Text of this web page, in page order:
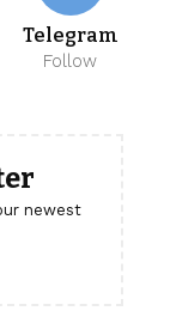
Telegram
Follow
newest